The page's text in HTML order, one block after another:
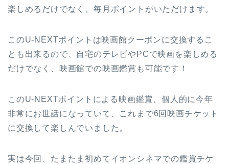
楽しめるだけでなく、毎月ポイントがいただけます。
このU-NEXTポイントは映画館クーポンに交換するこ
とも出来るので、自宅のテレビやPCで映画を楽しめる
だけでなく、映画館での映画鑑賞も可能です！
このU-NEXTポイントによる映画鑑賞、個人的に今年
非常にお世話になっていて、これまで6回映画チケット
に交換して楽しんでいました。
実は今回、たまたま初めてイオンシネマでの鑑賞チケ